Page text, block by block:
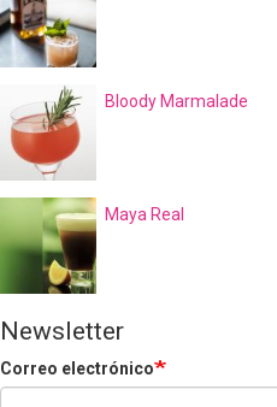
Bloody Marmalade
Maya Real
Newsletter
Correo electrónico